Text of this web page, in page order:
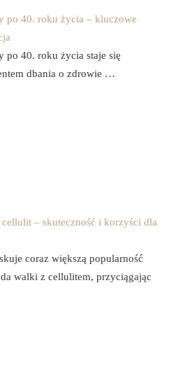
po 40. roku życia – kluczowe
po 40. roku życia staje się
dbania o zdrowie …
– skuteczność i korzyści dla
coraz większą popularność
walki z cellulitem, przyciągając